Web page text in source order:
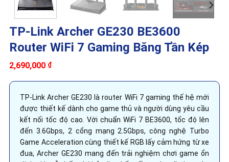
TP-Link Archer GE230 BE3600
Router WiFi 7 Gaming Băng Tần Kép
2,690,000 ₫
TP-Link Archer GE230 là router WiFi 7 gaming thế hệ mới
được thiết kế dành cho game thủ và người dùng yêu cầu
kết nối tốc độ cao. Với chuẩn WiFi 7 BE3600, tốc độ lên
đến 3.6Gbps, 2 cổng mạng 2.5Gbps, công nghệ Turbo
Game Acceleration cùng thiết kế RGB lấy cảm hứng từ xe
đua, Archer GE230 mang đến trải nghiệm chơi game ổn